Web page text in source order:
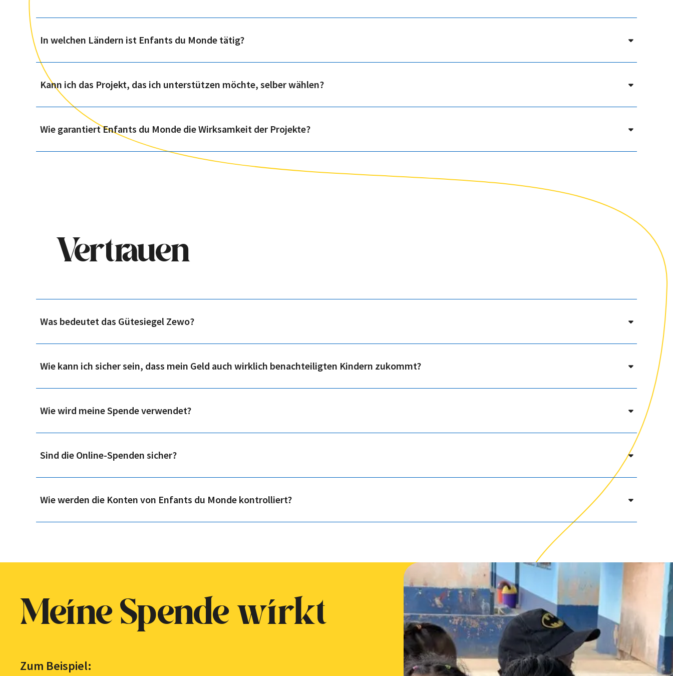
In welchen Ländern ist Enfants du Monde tätig?
Kann ich das Projekt, das ich unterstützen möchte, selber wählen?
Wie garantiert Enfants du Monde die Wirksamkeit der Projekte?
Vertrauen
Was bedeutet das Gütesiegel Zewo?
Wie kann ich sicher sein, dass mein Geld auch wirklich benachteiligten Kindern zukommt?
Wie wird meine Spende verwendet?
Sind die Online-Spenden sicher?
Wie werden die Konten von Enfants du Monde kontrolliert?
Meine Spende wirkt
Zum Beispiel: